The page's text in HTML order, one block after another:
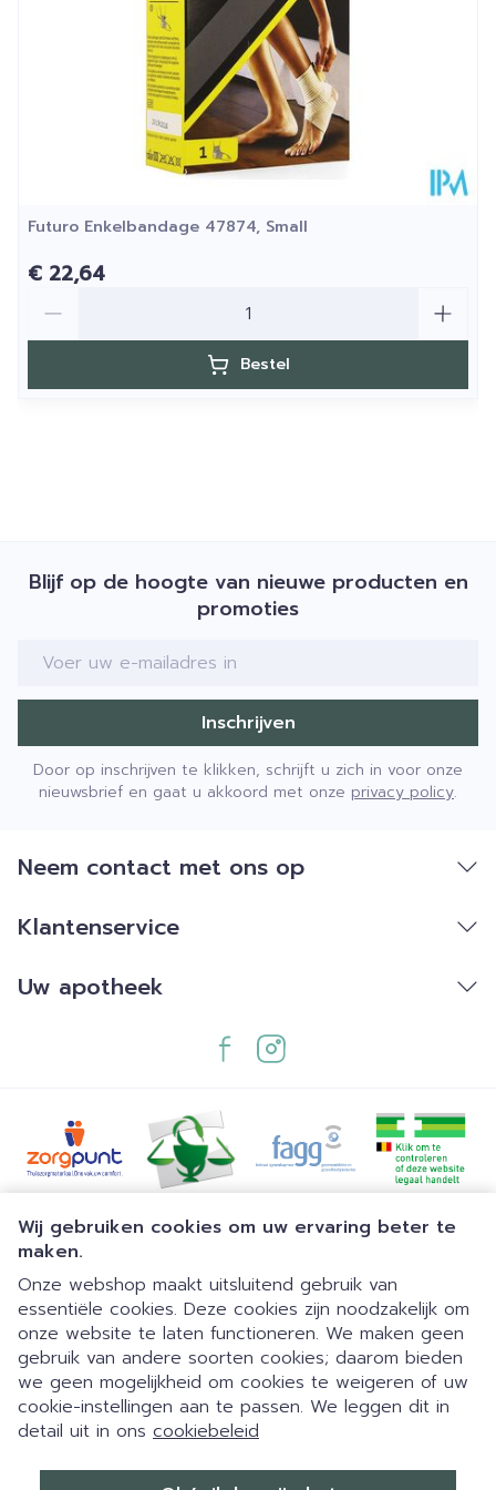
Wij gebruiken cookies om uw ervaring beter te
maken.
Onze webshop maakt uitsluitend gebruik van
essentiële cookies. Deze cookies zijn noodzakelijk om
onze website te laten functioneren. We maken geen
gebruik van andere soorten cookies; daarom bieden
we geen mogelijkheid om cookies te weigeren of uw
cookie-instellingen aan te passen. We leggen dit in
detail uit in ons cookiebeleid
Futuro Enkelbandage 47874, Small
€ 22,64
Bestel
1 van 1
Blijf op de hoogte van nieuwe producten en
promoties
E-mail adres
Inschrijven
Door op inschrijven te klikken, schrijft u zich in voor onze
nieuwsbrief en gaat u akkoord met onze privacy policy.
Neem contact met ons op
Klantenservice
Uw apotheek
Juridische links